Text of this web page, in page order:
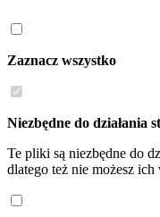
Zaznacz wszystko
Niezbędne do działania
Te pliki są niezbędne do
dlatego też nie możesz ich